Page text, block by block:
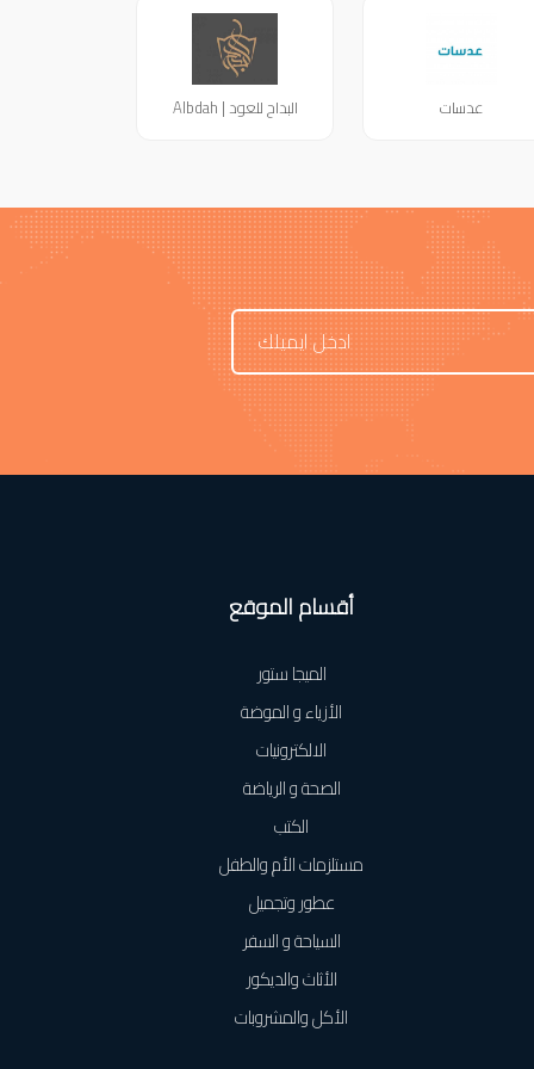
عدسات البداح للعود | Albdah
أقسام الموقع
الميجا ستور
الأزياء و الموضة
الالكترونيات
الصحة و الرياضة
الكتب
مستلزمات الأم والطفل
عطور وتجميل
السياحة و السفر
الأثاث والديكور
الأكل والمشروبات